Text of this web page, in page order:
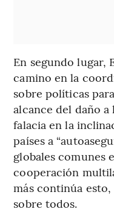
En segundo lugar,
camino en la
sobre políticas
alcance del daño
falacia en la
países a
globales comunes
cooperación
más continúa
sobre todos.